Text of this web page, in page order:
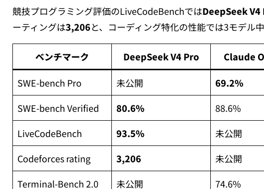
競技プログラミング評価のLiveCodeBenchではDeepSeek
ーティングは3,206と、コーディング特化の性能では3モデル中
ベンチマーク DeepSeek V4 Pro Claude
SWE-bench Pro 未公開 69.2%
SWE-bench Verified
80.6% 88.6%
LiveCodeBench
93.5% 未公開
Codeforces rating
3,206 未公開
Terminal-Bench 2.0
未公開 74.6%